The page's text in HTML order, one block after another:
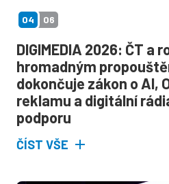
04 06
DIGIMEDIA 2026: ČT a
hromadným
dokončuje zákon o AI,
reklamu a digitální
podporu
ČÍST VŠE